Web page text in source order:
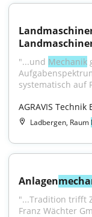
"...und Mechanik
systematisch auf
AGRAVIS Technik
Ladbergen, Raum
Anlagen
"...Tradition trifft
Franz Wächter